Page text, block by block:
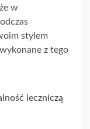
w
stylem
z tego
leczniczą